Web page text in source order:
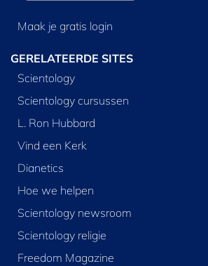
Maak je gratis login
GERELATEERDE SITES
Scientology
Scientology cursussen
L. Ron Hubbard
Vind een Kerk
Dianetics
Hoe we helpen
Scientology newsroom
Scientology religie
Freedom Magazine